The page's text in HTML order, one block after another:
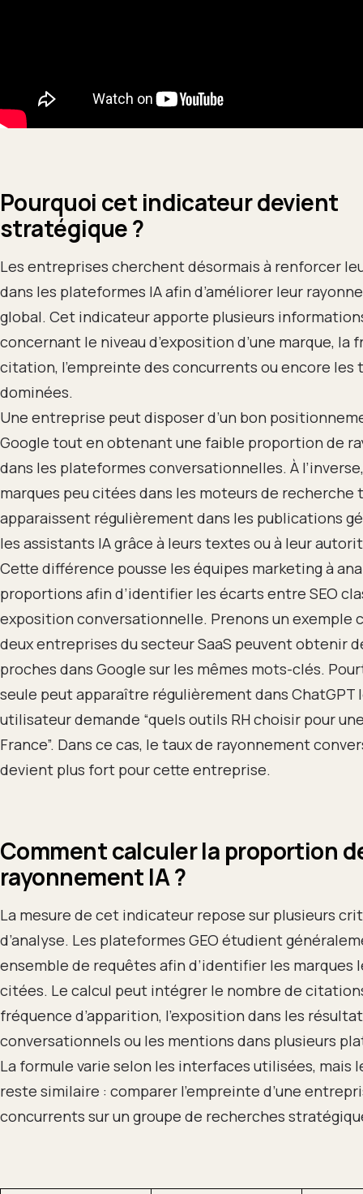
Pourquoi cet indicateur devient
stratégique ?
Les entreprises cherchent désormais à renforcer
dans les plateformes IA afin d’améliorer leur
global. Cet indicateur apporte plusieurs
concernant le niveau d’exposition d’une marque, la
citation, l’empreinte des concurrents ou encore les
dominées.
Une entreprise peut disposer d’un bon
Google tout en obtenant une faible proportion de
dans les plateformes conversationnelles. À
marques peu citées dans les moteurs de
apparaissent régulièrement dans les publications
les assistants IA grâce à leurs textes ou à leur
Cette différence pousse les équipes marketing à
proportions afin d’identifier les écarts entre SEO
exposition conversationnelle. Prenons un exemple
deux entreprises du secteur SaaS peuvent obtenir
proches dans Google sur les mêmes mots-clés.
seule peut apparaître régulièrement dans ChatGPT
utilisateur demande “quels outils RH choisir pour
France”. Dans ce cas, le taux de rayonnement
devient plus fort pour cette entreprise.
Comment calculer la proportion
rayonnement IA ?
La mesure de cet indicateur repose sur plusieurs
d’analyse. Les plateformes GEO étudient
ensemble de requêtes afin d’identifier les marques
citées. Le calcul peut intégrer le nombre de
fréquence d’apparition, l’exposition dans les
conversationnels ou les mentions dans plusieurs
La formule varie selon les interfaces utilisées, mais
reste similaire : comparer l’empreinte d’une
concurrents sur un groupe de recherches